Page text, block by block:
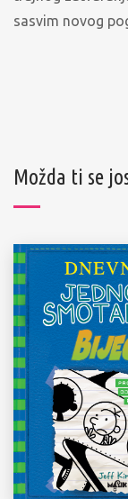
sasvim novog
Možda ti se